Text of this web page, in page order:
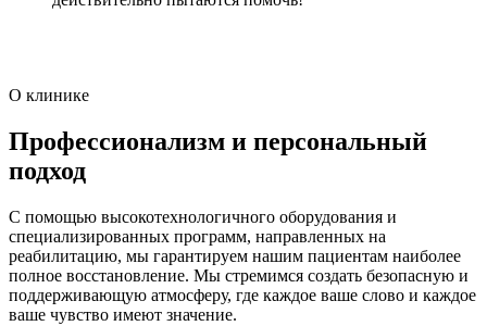
О клинике
Профессионализм и персональный
подход
С помощью высокотехнологичного оборудования и
специализированных программ, направленных на
реабилитацию, мы гарантируем нашим пациентам наиболее
полное восстановление. Мы стремимся создать безопасную и
поддерживающую атмосферу, где каждое ваше слово и каждое
ваше чувство имеют значение.